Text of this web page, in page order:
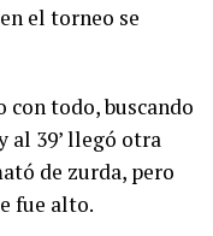
el torneo se
todo, buscando
al 39’ llegó otra
de zurda, pero
fue alto.